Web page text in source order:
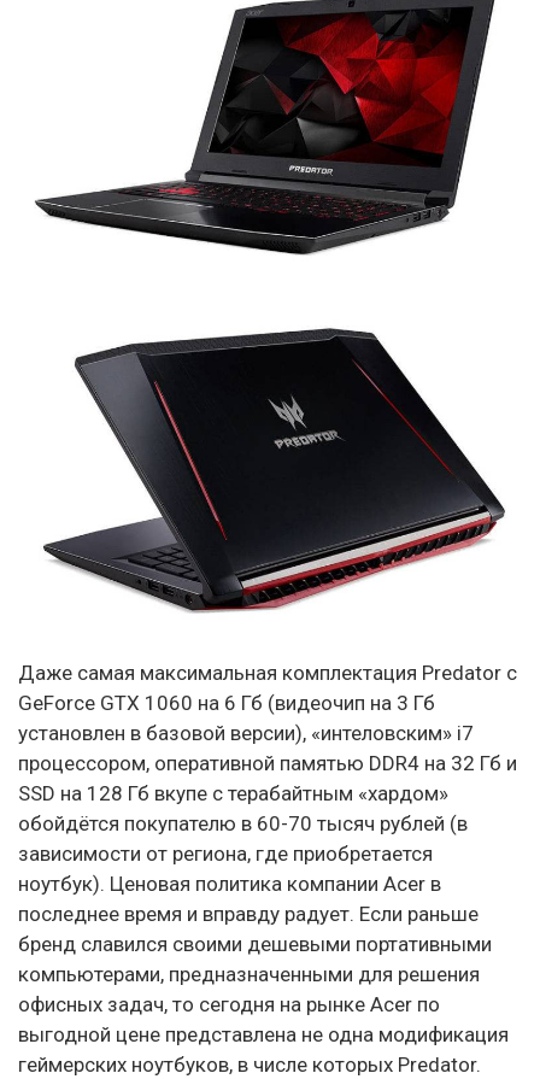
Даже самая максимальная комплектация Predator с
GeForce GTX 1060 на 6 Гб (видеочип на 3 Гб
установлен в базовой версии), «интеловским» i7
процессором, оперативной памятью DDR4 на 32 Гб и
SSD на 128 Гб вкупе с терабайтным «хардом»
обойдётся покупателю в 60-70 тысяч рублей (в
зависимости от региона, где приобретается
ноутбук). Ценовая политика компании Acer в
последнее время и вправду радует. Если раньше
бренд славился своими дешевыми портативными
компьютерами, предназначенными для решения
офисных задач, то сегодня на рынке Acer по
выгодной цене представлена не одна модификация
геймерских ноутбуков, в числе которых Predator.